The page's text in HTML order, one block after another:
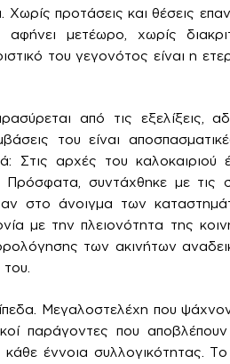
προτάσεις και θέσεις
μετέωρο, χωρίς
του γεγονότος είναι η
από τις εξελίξεις,
του είναι
Στις αρχές του
συντάχθηκε με τις
στο άνοιγμα των
με την πλειονότητα της
των ακινήτων
Μεγαλοστελέχη που
παράγοντες που
κάθε έννοια συλλογικότητας.